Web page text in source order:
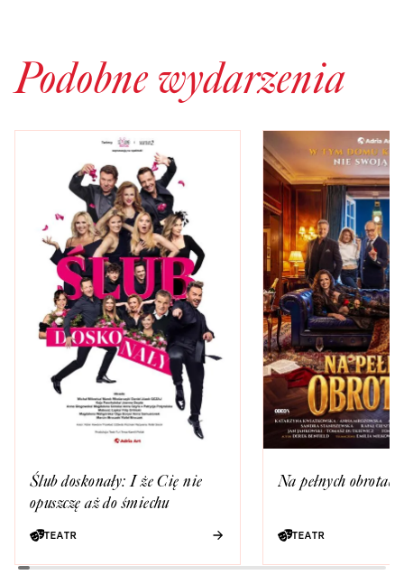
Podobne wydarzenia
Ślub doskonały: I że Cię nie
opuszczę aż do śmiechu
TEATR
Na pełnych obrotach
TEATR